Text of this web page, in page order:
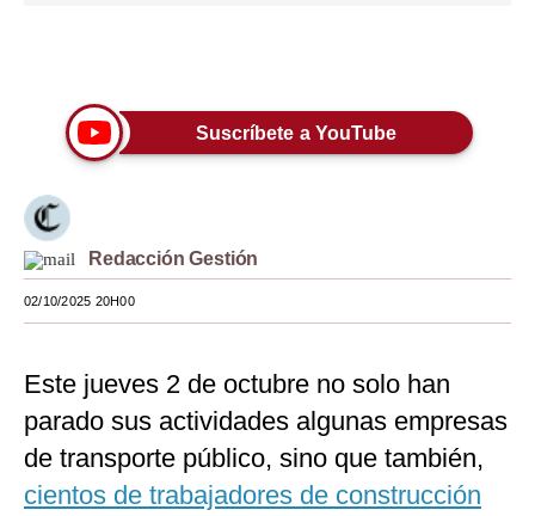
Lujo
Moda
Estilos
Mundo
EEUU
México
España
Suscríbete a YouTube
Redacción Gestión
02/10/2025 20H00
Este jueves 2 de octubre no solo han
parado sus actividades algunas empresas
de transporte público, sino que también,
cientos de trabajadores de construcción